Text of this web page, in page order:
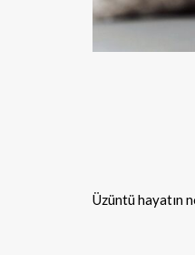
Üzüntü hayatın